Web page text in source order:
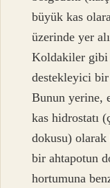
büyük kas
üzerinde yer
Koldakiler gibi
destekleyici
Bunun yerine,
kas hidrostatı
dokusu)
bir ahtapotun
hortumuna